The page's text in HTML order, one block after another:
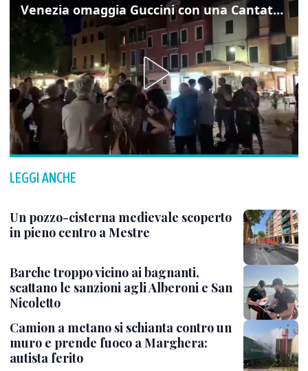
Venezia omaggia Guccini con una Cantata Anarchica in campo Santa Margherita
LEGGI ANCHE
Un pozzo-cisterna medievale scoperto
in pieno centro a Mestre
Barche troppo vicino ai bagnanti,
scattano le sanzioni agli Alberoni e San
Nicoletto
Camion a metano si schianta contro un
muro e prende fuoco a Marghera:
autista ferito